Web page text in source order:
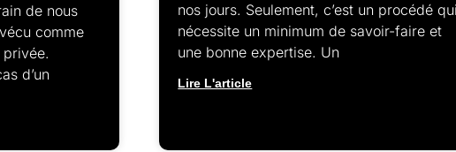
de nous
comme
d’un
nos jours. Seulement, c’est un procédé qui
nécessite un minimum de savoir-faire et
une bonne expertise. Un
Lire L'article